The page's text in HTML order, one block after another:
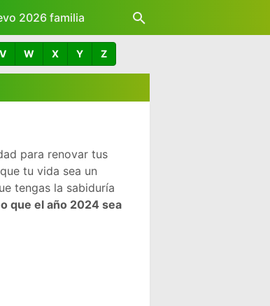
2026 familia
V W X Y Z
para renovar tus
tu vida sea un
tengas la sabiduría
que el año 2024 sea